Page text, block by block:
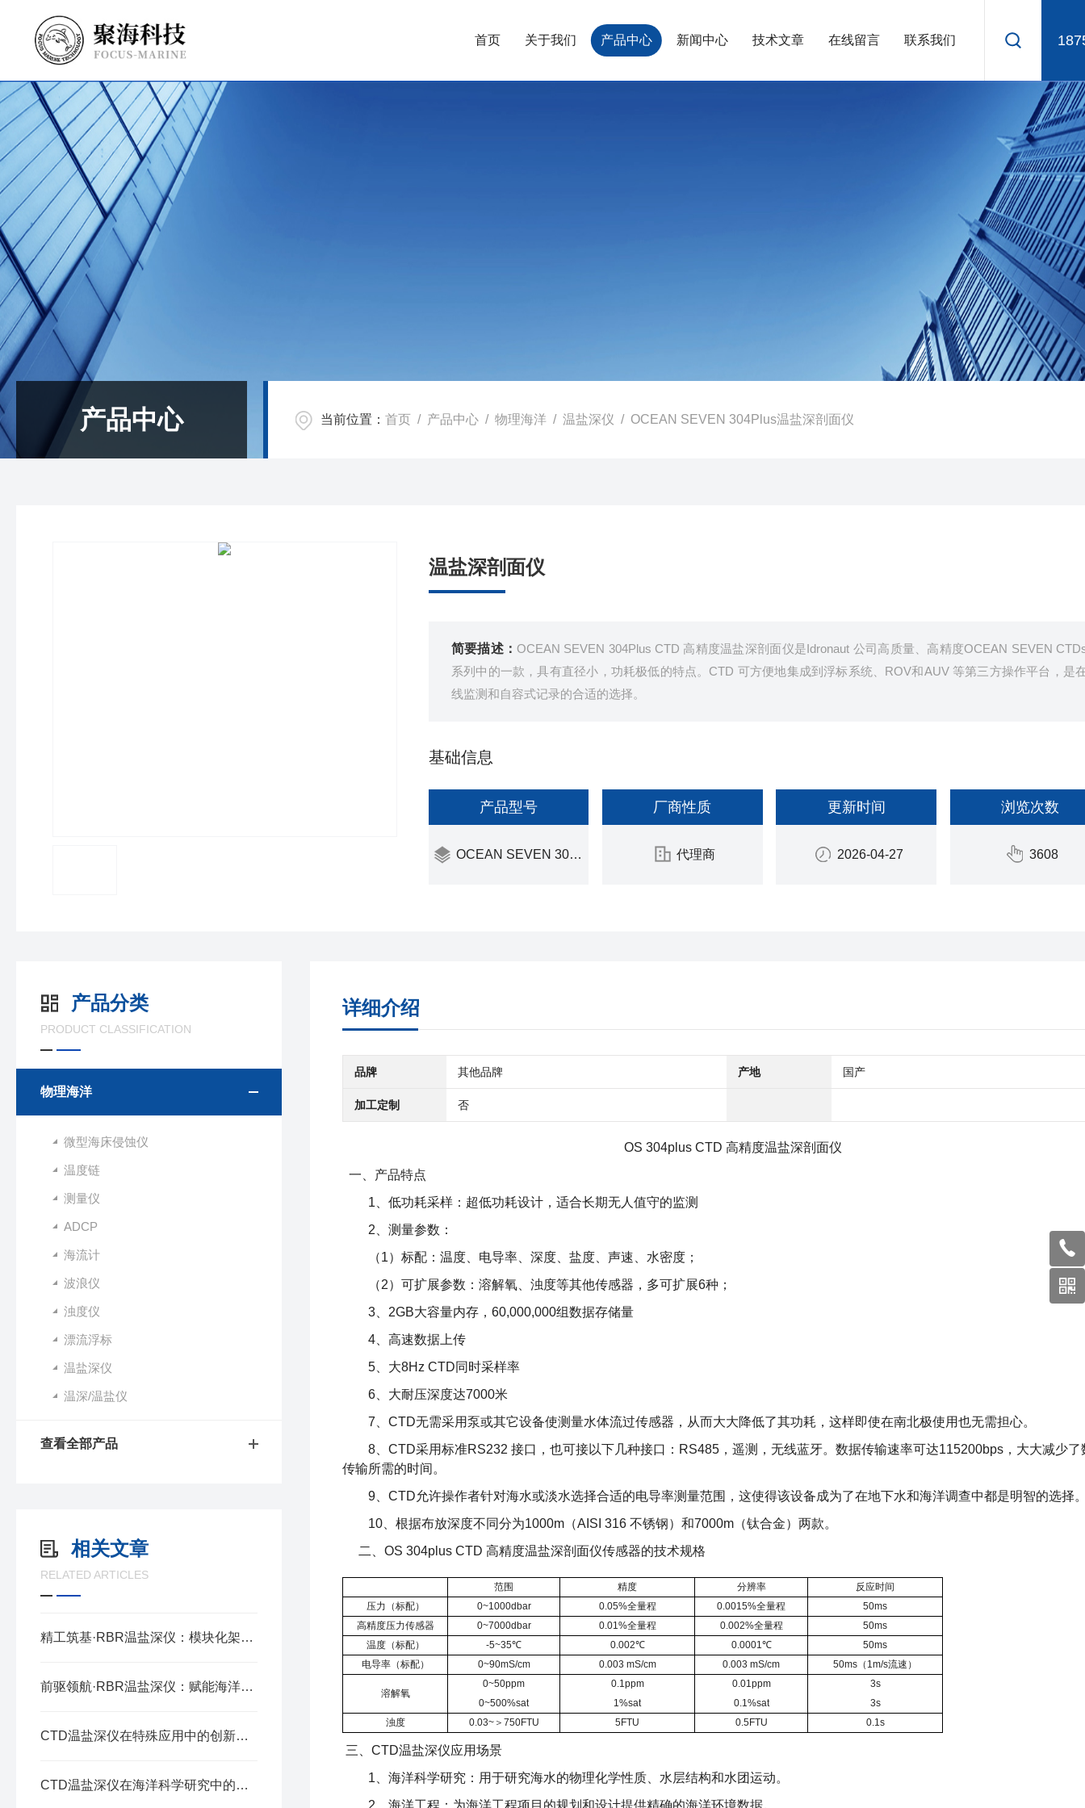
首页 关于我们 产品中心 新闻中心 技术文章 在线留言 联系我们
产品中心 当前位置： 首页 / 产品中心 / 物理海洋 / 温盐深仪 / OCEAN SEVEN 304Plus温盐深剖面仪
温盐深剖面仪
简要描述： OCEAN SEVEN 304Plus CTD 高精度温盐深剖面仪是Idronaut 公司高质量、高精度OCEAN SEVEN
系列中的一款，具有直径小，功耗极低的特点。CTD 可方便地集成到浮标系统、ROV和AUV 等第三方操作平台，是
线监测和自容式记录的合适的选择。
基础信息
产品型号
OCEAN SEVEN 304Plus
厂商性质
代理商
更新时间
2026-04-27
浏览次数
3608
产品分类
PRODUCT CLASSIFICATION
物理海洋
微型海床侵蚀仪
温度链
测量仪
ADCP
海流计
波浪仪
浊度仪
漂流浮标
温盐深仪
温深/温盐仪
查看全部产品
相关文章
RELATED ARTICLES
精工筑基·RBR温盐深仪：模块化架构的协同奥秘
前驱领航·RBR温盐深仪：赋能海洋探测的精准标尺
CTD温盐深仪在特殊应用中的创新与实践
CTD温盐深仪在海洋科学研究中的应用与价值
详细介绍
品牌 其他品牌 产地 国产
加工定制 否
OS 304plus CTD 高精度温盐深剖面仪
一、产品特点
1、低功耗采样：超低功耗设计，适合长期无人值守的监测
2、测量参数：
（1）标配：温度、电导率、深度、盐度、声速、水密度；
（2）可扩展参数：溶解氧、浊度等其他传感器，多可扩展6种；
3、2GB大容量内存，60,000,000组数据存储量
4、高速数据上传
5、大8Hz CTD同时采样率
6、大耐压深度达7000米
7、CTD无需采用泵或其它设备使测量水体流过传感器，从而大大降低了其功耗，这样即使在南北极使用也无需担心。
8、CTD采用标准RS232 接口，也可接以下几种接口：RS485，遥测，无线蓝牙。数据传输速率可达115200bps，大大减少了
传输所需的时间。
9、CTD允许操作者针对海水或淡水选择合适的电导率测量范围，这使得该设备成为了在地下水和海洋调查中都是明智的选择
10、根据布放深度不同分为1000m（AISI 316 不锈钢）和7000m（钛合金）两款。
二、OS 304plus CTD 高精度温盐深剖面仪传感器的技术规格
范围 精度 分辨率
反应时间
压力（标配）
0~1000dbar 0.05%全量程 0.0015%全量程
50ms
高精度压力传感器
0~7000dbar 0.01%全量程 0.002%全量程
50ms
温度（标配）
-5~35℃ 0.002℃ 0.0001℃
50ms
电导率（标配）
0~90mS/cm 0.003 mS/cm 0.003 mS/cm 50ms（1m/s流速）
溶解氧
0~50ppm 0.1ppm 0.01ppm
3s
0~500%sat
1%sat 0.1%sat
3s
浊度
0.03~＞750FTU 5FTU 0.5FTU 0.1s
三、CTD温盐深仪应用场景
1、海洋科学研究：用于研究海水的物理化学性质、水层结构和水团运动。
2、海洋工程：为海洋工程项目的规划和设计提供精确的海洋环境数据。